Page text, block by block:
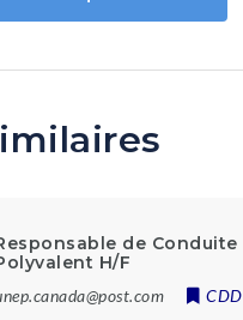
de Conduite
H/F
CDD